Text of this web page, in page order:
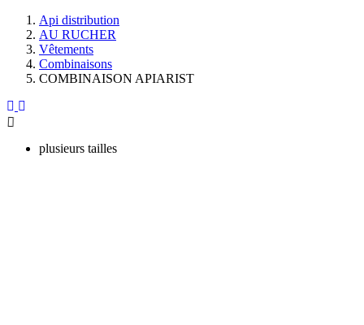
Api distribution
AU RUCHER
Vêtements
Combinaisons
COMBINAISON APIARIST
plusieurs tailles